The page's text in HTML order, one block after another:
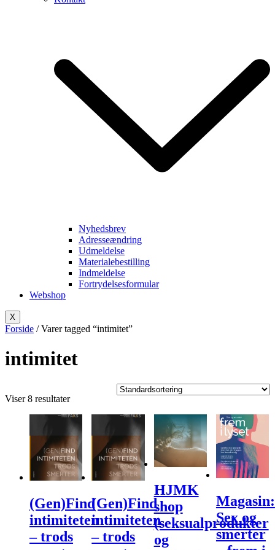
Nyhedsbrev
Adresseændring
Udmeldelse
Materialebestilling
Indmeldelse
Fortrydelsesformular
Webshop
X
Forside / Varer tagged “intimitet”
intimitet
Viser 8 resultater
(Gen)Find
intimiteten
– trods
(Gen)Find
intimiteten
– trods
HJMK
shop
(seksualprodukter
og
Magasin:
Sex og
smerter